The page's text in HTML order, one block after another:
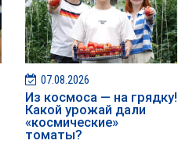
07.08.2026
Из космоса — на грядку!
Какой урожай дали
«космические»
томаты?